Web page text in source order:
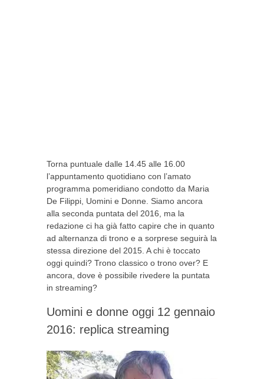
Torna puntuale dalle 14.45 alle 16.00
l’appuntamento quotidiano con l’amato
programma pomeridiano condotto da Maria
De Filippi, Uomini e Donne. Siamo ancora
alla seconda puntata del 2016, ma la
redazione ci ha già fatto capire che in quanto
ad alternanza di trono e a sorprese seguirà la
stessa direzione del 2015. A chi è toccato
oggi quindi? Trono classico o trono over? E
ancora, dove è possibile rivedere la puntata
in streaming?
Uomini e donne oggi 12 gennaio
2016: replica streaming